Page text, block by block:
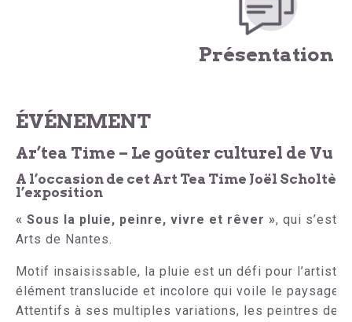
Présentation
ÉVÉNEMENT
Ar’tea Time – Le goûter culturel de Vu
A l’occasion de cet Art Tea Time Joël
l’exposition
« Sous la pluie, peinre, vivre et rêver », qui s’est
Arts de Nantes.
Motif insaisissable, la pluie est un défi pour l’artiste.
élément translucide et incolore qui voile le paysage
Attentifs à ses multiples variations, les peintres de